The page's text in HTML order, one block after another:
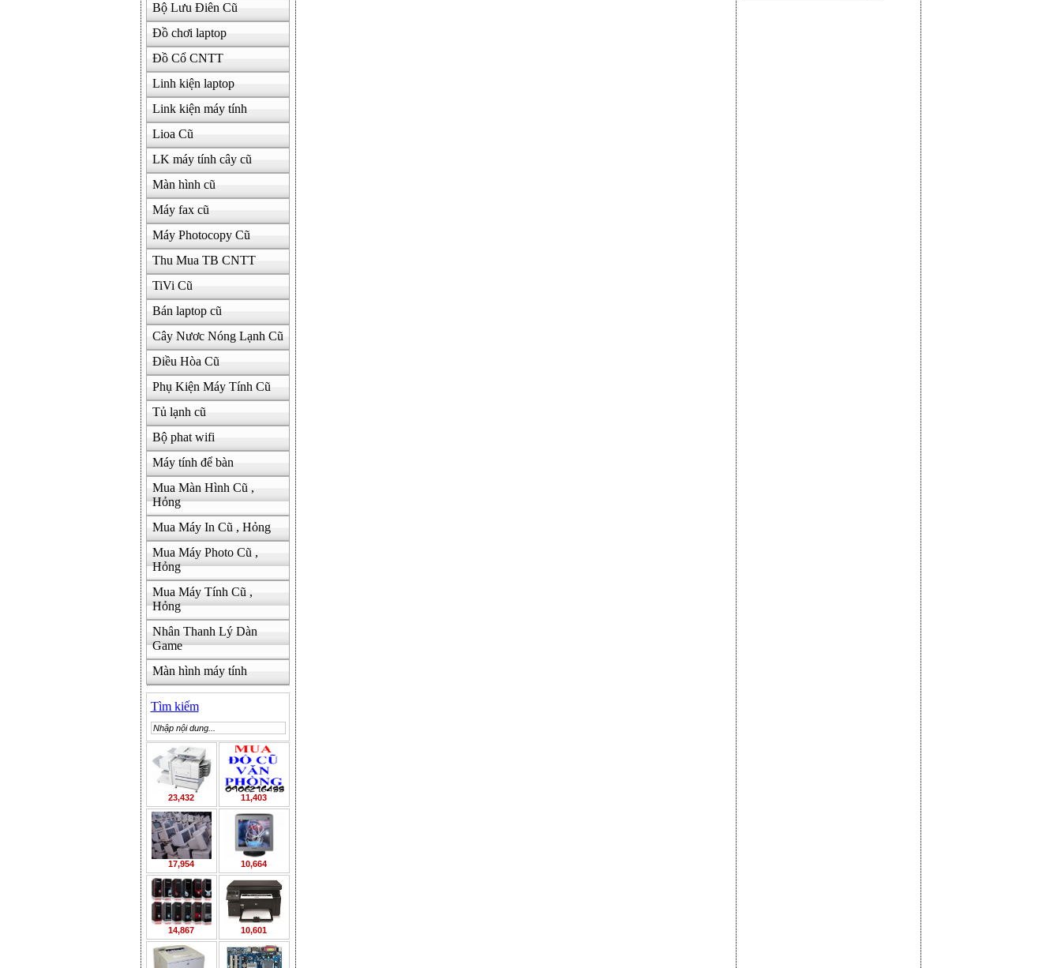
Bộ Lưu Điên Cũ
Đồ chơi laptop
Đồ Cổ CNTT
Linh kiện laptop
Link kiện máy tính
Lioa Cũ
LK máy tính cây cũ
Màn hình cũ
Máy fax cũ
Máy Photocopy Cũ
Thu Mua TB CNTT
TiVi Cũ
Bán laptop cũ
Cây Nươc Nóng Lạnh Cũ
Điều Hòa Cũ
Phụ Kiện Máy Tính Cũ
Tủ lạnh cũ
Bộ phat wifi
Máy tính để bàn
Mua Màn Hình Cũ ,
Hỏng
Mua Máy In Cũ , Hỏng
Mua Máy Photo Cũ ,
Hỏng
Mua Máy Tính Cũ ,
Hỏng
Nhân Thanh Lý Dàn
Game
Màn hình máy tính
Tìm kiếm
23,432 11,403
17,954 10,664
14,867 10,601